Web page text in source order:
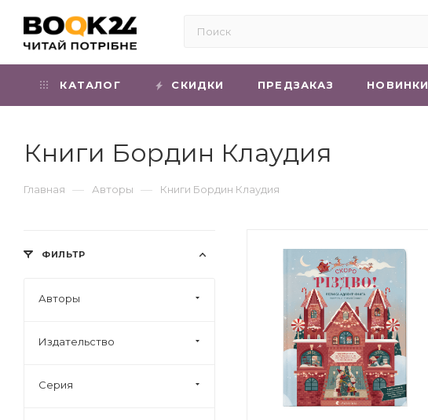
КАТАЛОГ СКИДКИ ПРЕДЗАКАЗ НОВИНКИ
Книги Бордин Клаудия
Главная — Авторы — Книги Бордин Клаудия
ФИЛЬТР
Авторы
Издательство
Серия